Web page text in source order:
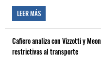
LEER MÁS
Cafiero analiza con Vizzotti y
restrictivas al transporte